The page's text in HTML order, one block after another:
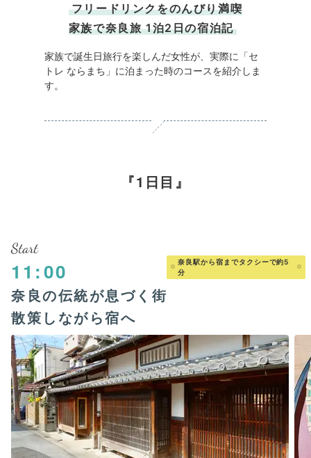
フリードリンクをのんびり満喫
家族で奈良旅 1泊2日の宿泊記
家族で誕生日旅行を楽しんだ女性が、実際に「セ
トレ ならまち」に泊まった時のコースを紹介しま
す。
1日目
Start
11:00
奈良駅から宿までタクシーで約5
分
奈良の伝統が息づく街
散策しながら宿へ